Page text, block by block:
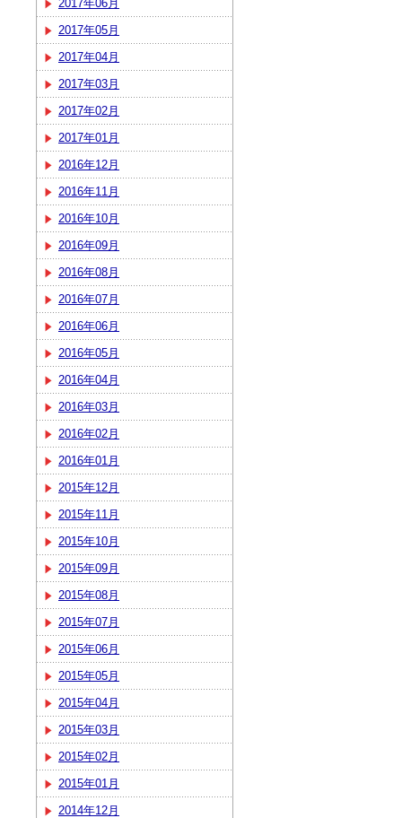
2017年06月
2017年05月
2017年04月
2017年03月
2017年02月
2017年01月
2016年12月
2016年11月
2016年10月
2016年09月
2016年08月
2016年07月
2016年06月
2016年05月
2016年04月
2016年03月
2016年02月
2016年01月
2015年12月
2015年11月
2015年10月
2015年09月
2015年08月
2015年07月
2015年06月
2015年05月
2015年04月
2015年03月
2015年02月
2015年01月
2014年12月